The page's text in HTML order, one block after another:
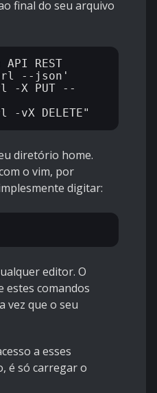
final do seu arquivo
REST
--json'
-X PUT --
diretório home.
o vim, por
digitar:
editor. O
estes comandos
vez que o seu
a esses
é só carregar o